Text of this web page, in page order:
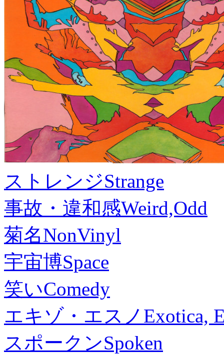
ストレンジStrange
事故・違和感Weird,Odd
菊名NonVinyl
宇宙博Space
笑いComedy
エキゾ・エスノ Exotica,
スポークンSpoken